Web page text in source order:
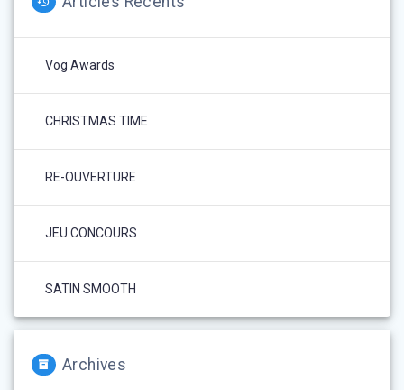
Vog Awards
CHRISTMAS TIME
RE-OUVERTURE
JEU CONCOURS
SATIN SMOOTH
Archives